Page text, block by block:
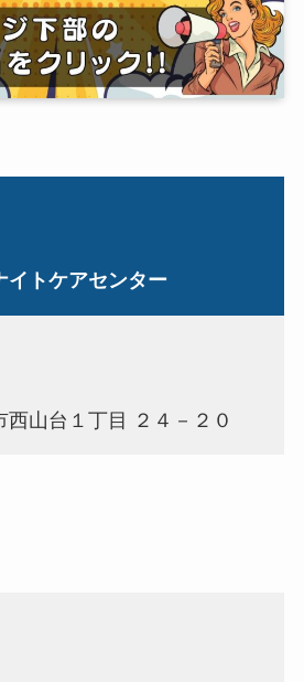
イトケアセンター
西山台１丁目 ２４－２０